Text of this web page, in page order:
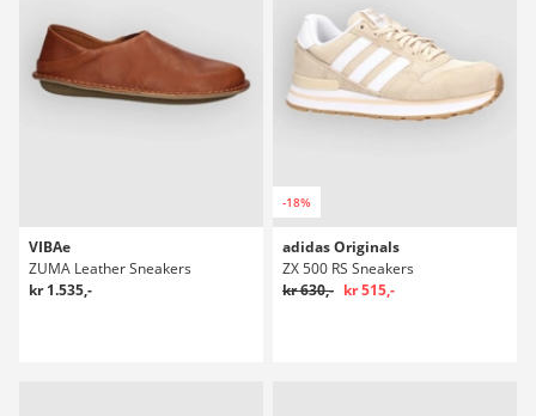
VIBAe
ZUMA Leather Sneakers
kr 1.535,-
-18%
adidas Originals
ZX 500 RS Sneakers
kr 630,- kr 515,-